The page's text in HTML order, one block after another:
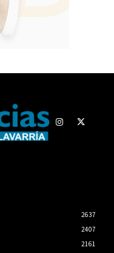
2637
2407
2161